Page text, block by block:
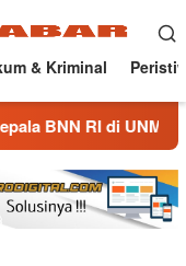
& Kriminal